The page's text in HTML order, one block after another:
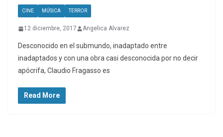
CINE MÚSICA TERROR
12 diciembre, 2017 Angelica Alvarez
Desconocido en el submundo, inadaptado entre
inadaptados y con una obra casi desconocida por no decir
apócrifa, Claudio Fragasso es
Read More